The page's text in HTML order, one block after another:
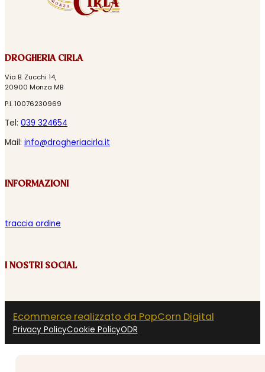
DROGHERIA CIRLA
Via B. Zucchi 14,
20900 Monza MB
P.I. 10076230969
Tel: 039 324654
Mail: info@drogheriacirla.it
INFORMAZIONI
traccia ordine
I NOSTRI SOCIAL
Ecommerce realizzato da PopCorn Digital
Privacy PolicyCookie PolicyODR